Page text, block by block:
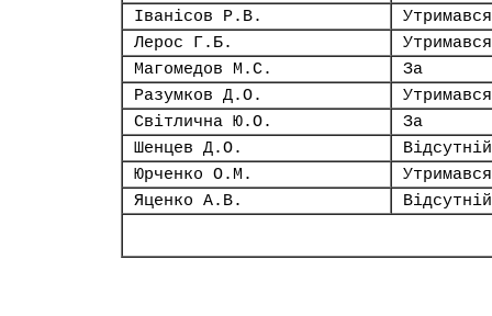
Іванісов Р.В.
Утримався
Лерос Г.Б.
Утримався
Магомедов М.С.
За
Разумков Д.О.
Утримався
Світлична Ю.О.
За
Шенцев Д.О.
Відсутній
Юрченко О.М.
Утримався
Яценко А.В.
Відсутній